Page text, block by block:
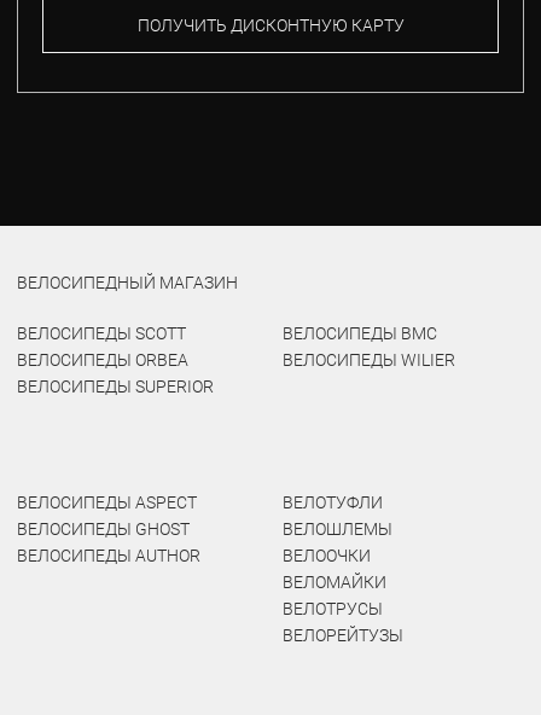
ПОЛУЧИТЬ ДИСКОНТНУЮ КАРТУ
ВЕЛОСИПЕДНЫЙ МАГАЗИН
ВЕЛОСИПЕДЫ SCOTT
ВЕЛОСИПЕДЫ ORBEA
ВЕЛОСИПЕДЫ SUPERIOR
ВЕЛОСИПЕДЫ BMC
ВЕЛОСИПЕДЫ WILIER
ВЕЛОСИПЕДЫ ASPECT
ВЕЛОСИПЕДЫ GHOST
ВЕЛОСИПЕДЫ AUTHOR
ВЕЛОТУФЛИ
ВЕЛОШЛЕМЫ
ВЕЛООЧКИ
ВЕЛОМАЙКИ
ВЕЛОТРУСЫ
ВЕЛОРЕЙТУЗЫ